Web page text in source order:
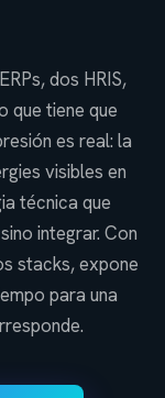
dos HRIS,
que tiene que
es real: la
visibles en
técnica que
integrar. Con
stacks, expone
para una